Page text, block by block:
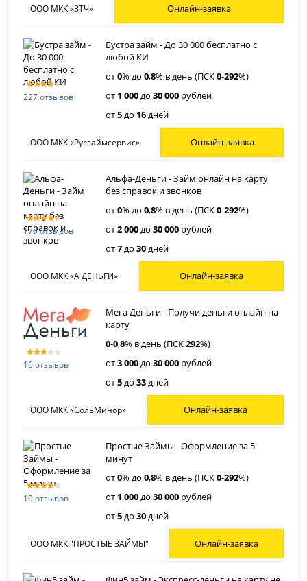
ООО МКК «ЗТЧ» Онлайн-заявка
227 отзывов
Бустра займ - До 30 000 бесплатно с
любой КИ
от0% до0,8% в день (ПСК0-292%)
от 1 000до30 000 рублей
от5до 16дней
ООО МКК «Русзаймсервис» Онлайн-заявка
170 отзывов
Альфа-Деньги - Займ онлайн на карту
без справок и звонков
от0% до0,8% в день (ПСК0-292%)
от2 000до30 000 рублей
от7до30дней
ООО МКК «А ДЕНЬГИ» Онлайн-заявка
16 отзывов
Мега Деньги - Получи деньги онлайн на
карту
0-0,8% в день (ПСК292%)
от3 000до30 000 рублей
от5до33дней
ООО МКК «СольМинор» Онлайн-заявка
10 отзывов
Простые Займы - Оформление за 5
минут
от0% до0,8% в день (ПСК0-292%)
от 1 000до30 000 рублей
от5до30дней
ООО МКК "ПРОСТЫЕ ЗАЙМЫ" Онлайн-заявка